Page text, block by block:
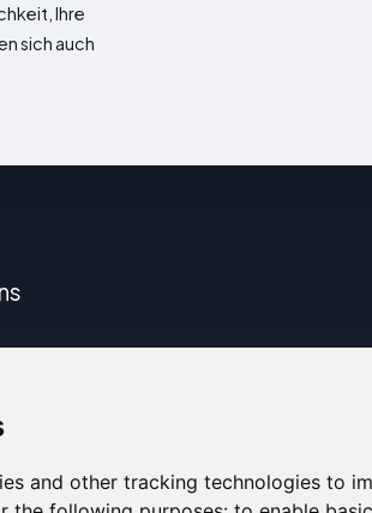
and other tracking technologies to
Ihre
sich auch